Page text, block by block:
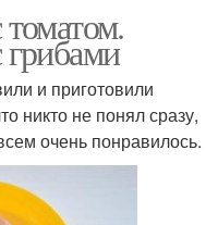
и приготовили
никто не понял сразу,
очень понравилось.